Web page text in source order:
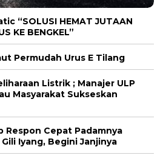
“SOLUSI HEMAT JUTAAN
KE BENGKEL”
Permudah Urus E Tilang
Listrik ; Manajer ULP
Masyarakat Sukseskan
Respon Cepat Padamnya
Iyang, Begini Janjinya